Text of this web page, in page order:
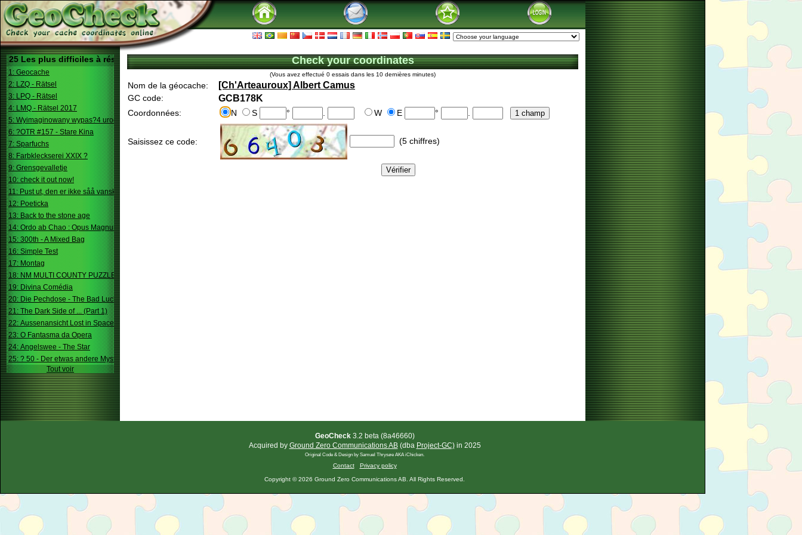
25 Les plus difficiles à résoudre
1: Geocache
2: LZQ - Rätsel
3: LPQ - Rätsel
4: LMQ - Rätsel 2017
5: Wyimaginowany wypas?4 urodziny
6: ?OTR #157 - Stare Kina
7: Sparfuchs
8: Farbkleckserei XXIX ?
9: Grensgevalletje
10: check it out now!
11: Pust ut, den er ikke såå vanskelig.
12: Poeticka
13: Back to the stone age
14: Ordo ab Chao : Opus Magnum
15: 300th - A Mixed Bag
16: Simple Test
17: Montag
18: NM MULTI COUNTY PUZZLE
19: Divina Comédia
20: Die Pechdose - The Bad Luck Box
21: The Dark Side of ... (Part 1)
22: Aussenansicht Lost in Space
23: O Fantasma da Opera
24: Angelswee - The Star
25: ? 50 - Der etwas andere Mystery
Tout voir
Check your coordinates
(Vous avez effectué 0 essais dans les 10 dernières minutes)
Nom de la géocache: [Ch'Arteauroux] Albert Camus
GC code: GCB178K
Coordonnées: N S ° W E °
Saisissez ce code: (5 chiffres)
GeoCheck3.2 beta (8a46660)
Acquired by Ground Zero Communications AB(dba Project-GC)in 2025
Original Code & Design by Samuel Thrysøe AKA iChicken.
Contact Privacy policy
Copyright © 2026 Ground Zero Communications AB. All Rights Reserved.